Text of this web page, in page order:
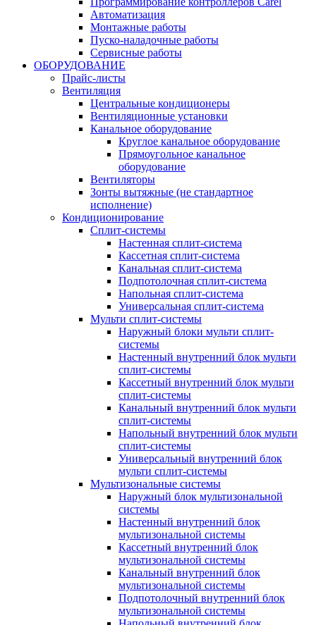
Автоматизация
Монтажные работы
Пуско-наладочные работы
Сервисные работы
ОБОРУДОВАНИЕ
Прайс-листы
Вентиляция
Центральные кондиционеры
Вентиляционные установки
Канальное оборудование
Круглое канальное оборудование
Прямоугольное канальное
оборудование
Вентиляторы
Зонты вытяжные (не стандартное
исполнение)
Кондиционирование
Сплит-системы
Настенная сплит-система
Кассетная сплит-система
Канальная сплит-система
Подпотолочная сплит-система
Напольная сплит-система
Универсальная сплит-система
Мульти сплит-системы
Наружный блоки мульти сплит-
системы
Настенный внутренний блок мульти
сплит-системы
Кассетный внутренний блок мульти
сплит-системы
Канальный внутренний блок мульти
сплит-системы
Напольный внутренний блок мульти
сплит-системы
Универсальный внутренний блок
мульти сплит-системы
Мультизональные системы
Наружный блок мультизональной
системы
Настенный внутренний блок
мультизональной системы
Кассетный внутренний блок
мультизональной системы
Канальный внутренний блок
мультизональной системы
Подпотолочный внутренний блок
мультизональной системы